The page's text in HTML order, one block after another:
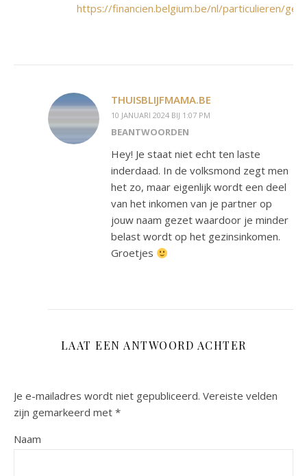
https://financien.belgium.be/nl/particulieren/
THUISBLIJFMAMA.BE
10 JANUARI 2024 BIJ 1:07 PM
BEANTWOORDEN
Hey! Je staat niet echt ten laste
inderdaad. In de volksmond zegt men
het zo, maar eigenlijk wordt een deel
van het inkomen van je partner op
jouw naam gezet waardoor je minder
belast wordt op het gezinsinkomen.
Groetjes
LAAT EEN ANTWOORD ACHTER
Je e-mailadres wordt niet gepubliceerd. Vereiste velden
zijn gemarkeerd met *
Naam